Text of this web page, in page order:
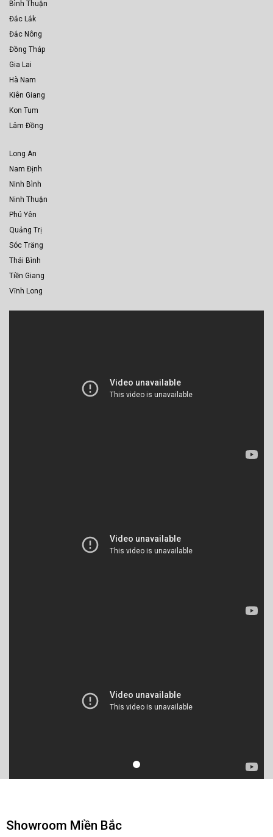
Bình Thuận
Đắc Lắk
Đắc Nông
Đồng Tháp
Gia Lai
Hà Nam
Kiên Giang
Kon Tum
Lâm Đồng
Long An
Nam Định
Ninh Bình
Ninh Thuận
Phú Yên
Quảng Trị
Sóc Trăng
Thái Bình
Tiền Giang
Vĩnh Long
Showroom Miền Bắc